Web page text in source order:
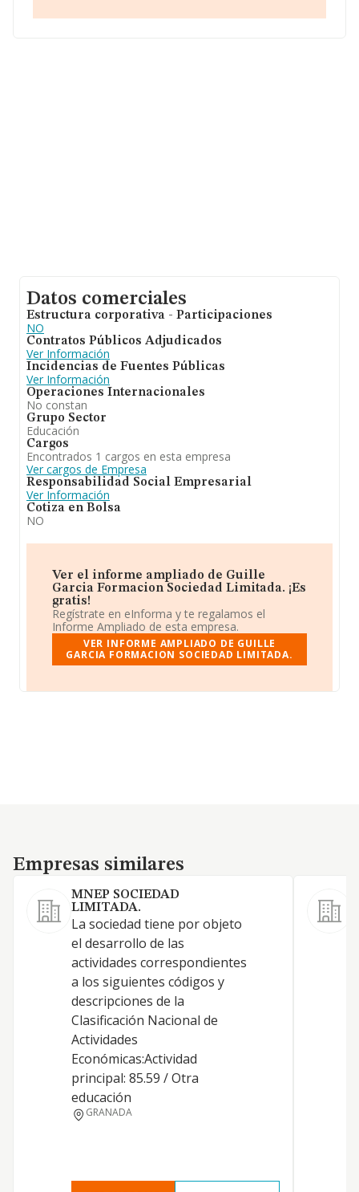
de Chauchina, provincia de Granada, Andalucía.
Datos comerciales
Estructura corporativa - Participaciones
NO
Contratos Públicos Adjudicados
Ver Información
Incidencias de Fuentes Públicas
Ver Información
Operaciones Internacionales
No constan
Grupo Sector
Educación
Cargos
Encontrados 1 cargos en esta empresa
Ver cargos de Empresa
Responsabilidad Social Empresarial
Ver Información
Cotiza en Bolsa
NO
Ver el informe ampliado de Guille
Garcia Formacion Sociedad Limitada. ¡Es
gratis!
Regístrate en eInforma y te regalamos el
Informe Ampliado de esta empresa.
VER INFORME AMPLIADO DE GUILLE
GARCIA FORMACION SOCIEDAD LIMITADA.
Empresas similares
Empresas similares
MNEP SOCIEDAD
LIMITADA.
La sociedad tiene por objeto
el desarrollo de las
actividades correspondientes
a los siguientes códigos y
descripciones de la
Clasificación Nacional de
Actividades
Económicas:Actividad
principal: 85.59 / Otra
educación
GRANADA